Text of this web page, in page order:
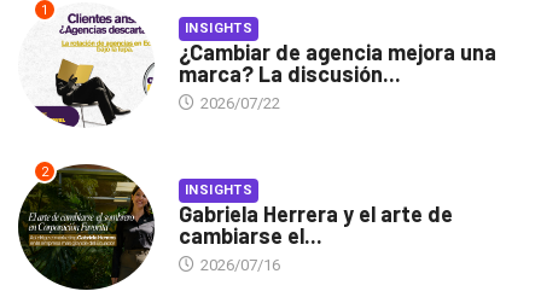
1
INSIGHTS
¿Cambiar de agencia mejora una
marca? La discusión...
2026/07/22
2
INSIGHTS
Gabriela Herrera y el arte de
cambiarse el...
2026/07/16